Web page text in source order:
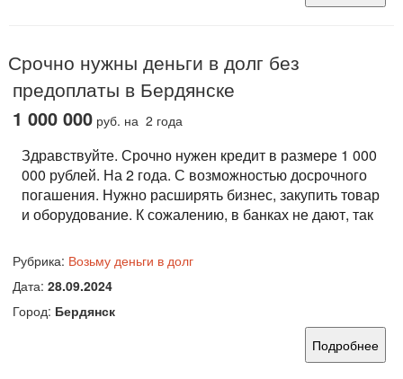
Срочно нужны деньги в долг без
предоплаты в Бердянске
1 000 000 руб. на 2 года
Здравствуйте. Срочно нужен кредит в размере 1 000
000 рублей. На 2 года. С возможностью досрочного
погашения. Нужно расширять бизнес, закупить товар
и оборудование. К сожалению, в банках не дают, так
Рубрика: Возьму деньги в долг
Дата: 28.09.2024
Город: Бердянск
Подробнее